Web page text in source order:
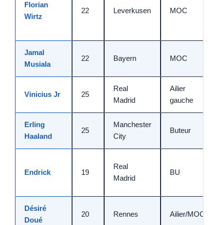
Florian
Wirtz
22 Leverkusen MOC
Jamal
Musiala
22 Bayern MOC
Vinicius Jr 25
Real
Madrid
Ailier
gauche
Erling
Haaland
25
Manchester
City
Buteur
Endrick 19
Real
Madrid
BU
Désiré
Doué
20 Rennes Ailier/MOC